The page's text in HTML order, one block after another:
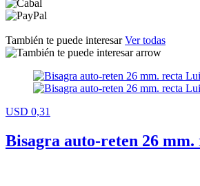
También te puede interesarVer todas
USD 0,31
Bisagra auto-reten 26